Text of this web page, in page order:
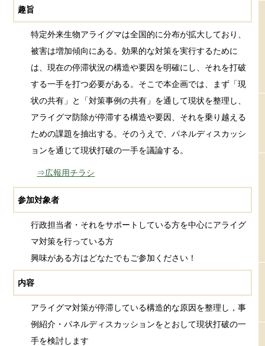
趣旨
特定外来生物アライグマは全国的に分布が拡大しており、
被害は増加傾向にある。効果的な対策を実行するために
は、現在の停滞状況の構造や要因を明確にし、それを打破
する一手を打つ必要がある。そこで本企画では、まず「現
状の共有」と「対策事例の共有」を通して現状を整理し、
アライグマ防除が停滞する構造や要因、それを乗り越える
ための課題を抽出する。そのうえで、パネルディスカッシ
ョンを通じて現状打破の一手を議論する。
⇒広報用チラシ
参加対象者
行政担当者・それをサポートしている方を中心にアライグ
マ対策を行っている方
興味がある方はどなたでもご参加ください！
内容
アライグマ対策が停滞している構造的な原因を整理し，事
例紹介・パネルディスカッションをとおして現状打破の一
手を検討します